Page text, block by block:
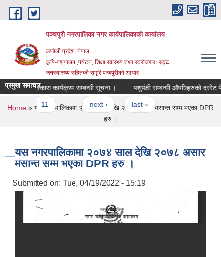
Skip to main content
पञ्चपुरी नगरपालिका नगर कार्यपालिकाको कार्यालय
कर्णाली प्रदेश, नेपाल
कृषि-पशुपालन ,पर्यटन, शिक्षा,स्वास्थ्य तथा स्वरोजगारः सुदृढ
जनस्वास्थ्य सहितको समृद्दि पञ्चपुरीको आधार
प्रमुख समाचार
पकेट विकास कार्यक्रम सम्बन्धी सूचना । पशुपंक्षी सम्बन्धी औषधिहरुको दररेट पेश
11 … next › last »
You are here
Home » यस नगरपालिकामा २०७४ साल देखि २०७८ असार मसान्त सम्म भएका DPR
हरु ।
यस नगरपालिकामा २०७४ साल देखि २०७८ असार
मसान्त सम्म भएका DPR हरु ।
Submitted on: Tue, 04/19/2022 - 15:19